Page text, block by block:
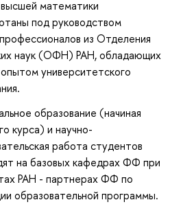
математики
под руководством
из Отделения
наук (ОФН) РАН, обладающих
университетского
образование (начиная
курса) и научно-
работа студентов
на базовых кафедрах ФФ при
РАН - партнерах ФФ по
образовательной программы.